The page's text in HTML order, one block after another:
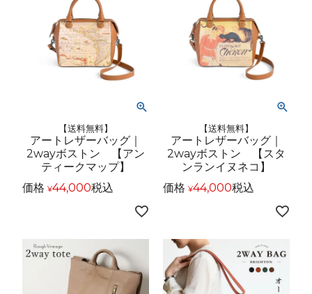
【送料無料】
アートレザーバッグ｜
2wayボストン 【アン
ティークマップ】
価格 ¥44,000税込
【送料無料】
アートレザーバッグ｜
2wayボストン 【スタ
ンランイヌネコ】
価格 ¥44,000税込